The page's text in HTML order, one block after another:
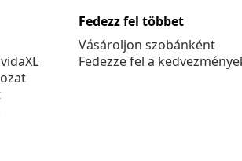
Fedezz fel többet
Vásároljon szobánként
Fedezze fel a